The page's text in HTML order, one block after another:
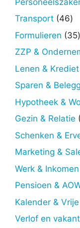
Transport 4646
Formulieren 35
ZZP &
Lenen & Krediet
Sparen &
Hypotheek &
Gezin & Relatie
Schenken &
Marketing &
Werk & Inkomen
Pensioen &
Kalender &
Verlof en